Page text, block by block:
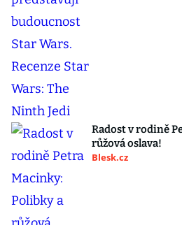
Radost v rodině
růžová oslava!
Blesk.cz